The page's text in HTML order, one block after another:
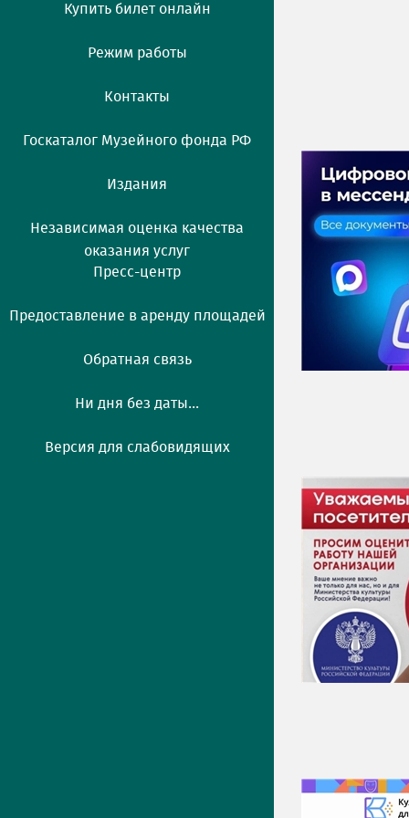
Купить билет онлайн
Режим работы
Контакты
Госкаталог Музейного фонда РФ
Издания
Независимая оценка качества
оказания услуг
Пресс-центр
Предоставление в аренду площадей
Обратная связь
Ни дня без даты...
Версия для слабовидящих